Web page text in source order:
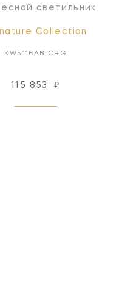
светильник
Collection
KW5116AB-CRG
115 853 ₽